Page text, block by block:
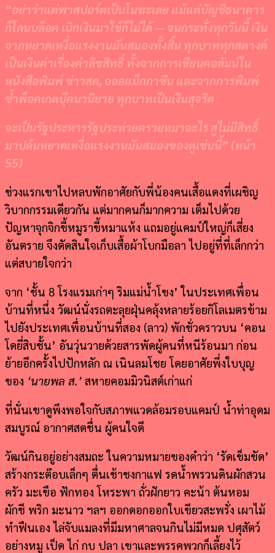
“อย่าว่าแต่พาสปอร์ตเป็นโมฆะเลย แม้แต่บัญชีธนาคาร
ก็โดนบล็อค เบิกเงินมาใช้ก็ไม่ได้— จนกระทั่งทุกวันนี้เงิน
จากหยาดเหงื่อแรงงานมันสมองทั้งสิ้น ทุกบาททุกสตางค์
เป็นเงินค่าเรื่องค่าลิขสิทธิ์ ทั้งจากการเขียนคอลัมน์ใน
หนังสือพิมพ์ ข่าวสด, ออลแม็กกาซีน และจากการพิมพ์
ซ้ำพ็อคเกตบุ๊คนวนิยาย ทุกบาทเป็นเงินสุจริต
จะเป็นรัฐประหารรัฐประห่วยครวยหมาอะไร สูไม่มีสิทธิ์
มาปล้นหยาดเหงื่อแรงงานมันสมองของตูเช่นนี้” (หน้า
55)
ช่วงแรกเขาไปหลบพักอาศัยกับพี่น้องคนเสื้อแดงที่เผชิญ
วิบากกรรมเดียวกัน แต่มากคนก็มากความ เต็มไปด้วย
ปัญหาจุกจิกขี้หมูราขี้หมาแห้ง แถมอยู่แคมป์ใหญ่ก็เสี่ยง
อันตราย จึงตัดสินใจเก็บเสื้อผ้าโบกมือลา ไปอยู่ที่ที่เล็กกว่า
แต่สบายใจกว่า
จาก ‘ชั้น 8 โรงแรมเก่าๆ ริมแม่น้ำโขง’ ในประเทศเพื่อน
บ้านที่หนึ่ง วัฒน์นั่งรถตะลุยฝุ่นคลุ้งหลายร้อยกิโลเมตรข้าม
ไปยังประเทศเพื่อนบ้านที่สอง (ลาว) พักชั่วคราวบน ‘คอน
โดยี่สิบชั้น’ อันวุ่นวายด้วยสารพัดผู้คนที่หนีร้อนมา ก่อน
ย้ายอีกครั้งไปปักหลัก ณ เนินลมโชย โดยอาศัยพึ่งใบบุญ
ของ ‘นายพล ส.’ สหายคอมมิวนิสต์เก่าแก่
ที่นั่นเขาดูพึงพอใจกับสภาพแวดล้อมรอบแคมป์ น้ำท่าอุดม
สมบูรณ์ อากาศสดชื่น ผู้คนใจดี
วัฒน์กินอยู่อย่างสมถะ ในความหมายของคำว่า ‘รัดเข็มขัด’
สร้างกระต๊อบเล็กๆ ตื่นเช้าชงกาแฟ รดน้ำพรวนดินผักสวน
ครัว มะเขือ ฟักทอง โหระพา ถั่วฝักยาว คะน้า ต้นหอม
ผักชี พริก มะนาว ฯลฯ ออกดอกออกใบเขียวสะพรั่ง เผาไม้
ทำฟืนเอง ไล่จับแมลงที่มีมหาศาลจนกินไม่มีหมด ปศุสัตว์
อย่างหมู เป็ด ไก่ กบ ปลา เขาและพรรคพวกก็เลี้ยงไว้